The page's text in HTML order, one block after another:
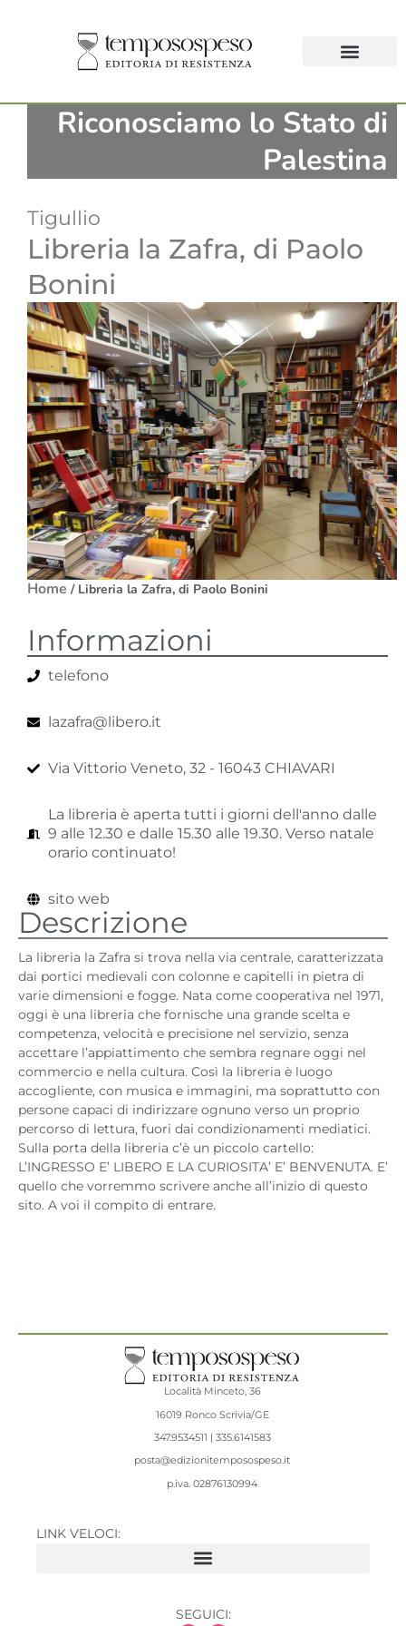
Riconosciamo lo Stato di
Palestina
Tigullio
Libreria la Zafra, di Paolo
Bonini
Home / Libreria la Zafra, di Paolo Bonini
Informazioni
telefono
lazafra@libero.it
Via Vittorio Veneto, 32 - 16043 CHIAVARI
La libreria è aperta tutti i giorni dell'anno dalle
9 alle 12.30 e dalle 15.30 alle 19.30. Verso natale
orario continuato!
sito web
Descrizione
La libreria la Zafra si trova nella via centrale, caratterizzata
dai portici medievali con colonne e capitelli in pietra di
varie dimensioni e fogge. Nata come cooperativa nel 1971,
oggi è una libreria che fornische una grande scelta e
competenza, velocità e precisione nel servizio, senza
accettare l’appiattimento che sembra regnare oggi nel
commercio e nella cultura. Così la libreria è luogo
accogliente, con musica e immagini, ma soprattutto con
persone capaci di indirizzare ognuno verso un proprio
percorso di lettura, fuori dai condizionamenti mediatici.
Sulla porta della libreria c’è un piccolo cartello:
L’INGRESSO E’ LIBERO E LA CURIOSITA’ E’ BENVENUTA. E’
quello che vorremmo scrivere anche all’inizio di questo
sito. A voi il compito di entrare.
Località Minceto, 36
16019 Ronco Scrivia/GE
347.9534511 | 335.6141583
posta@edizionitemposospeso.it
p.iva. 02876130994
LINK VELOCI:
SEGUICI: